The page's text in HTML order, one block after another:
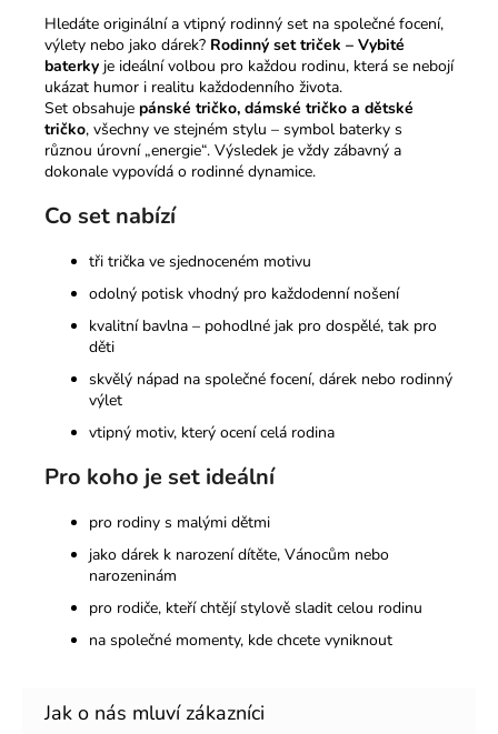
Hledáte originální a vtipný rodinný set na společné focení,
výlety nebo jako dárek? Rodinný set triček – Vybité
baterky je ideální volbou pro každou rodinu, která se nebojí
ukázat humor i realitu každodenního života.
Set obsahuje pánské tričko, dámské tričko a dětské
tričko, všechny ve stejném stylu – symbol baterky s
různou úrovní „energie“. Výsledek je vždy zábavný a
dokonale vypovídá o rodinné dynamice.
Co set nabízí
tři trička ve sjednoceném motivu
odolný potisk vhodný pro každodenní nošení
kvalitní bavlna – pohodlné jak pro dospělé, tak pro
děti
skvělý nápad na společné focení, dárek nebo rodinný
výlet
vtipný motiv, který ocení celá rodina
Pro koho je set ideální
pro rodiny s malými dětmi
jako dárek k narození dítěte, Vánocům nebo
narozeninám
pro rodiče, kteří chtějí stylově sladit celou rodinu
na společné momenty, kde chcete vyniknout